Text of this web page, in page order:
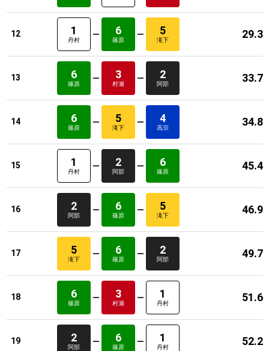
12 1
丹村
6
篠原
5
滝下 29.3
13 6
篠原
3
村瀬
2
阿部 33.7
14 6
篠原
5
滝下
4
高宗 34.8
15 1
丹村
2
阿部
6
篠原 45.4
16 2
阿部
6
篠原
5
滝下 46.9
17 5
滝下
6
篠原
2
阿部 49.7
18 6
篠原
3
村瀬
1
丹村 51.6
19 2
阿部
6
篠原
1
丹村 52.2